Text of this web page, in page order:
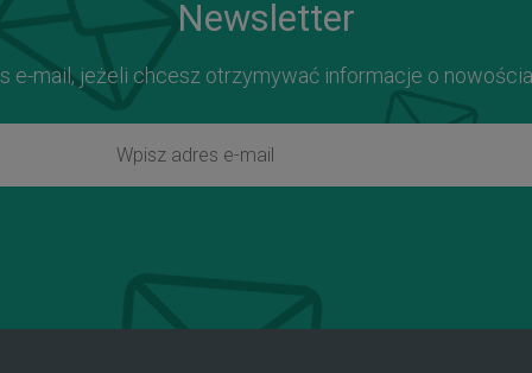
Newsletter
e-mail, jeżeli chcesz otrzymywać informacje o